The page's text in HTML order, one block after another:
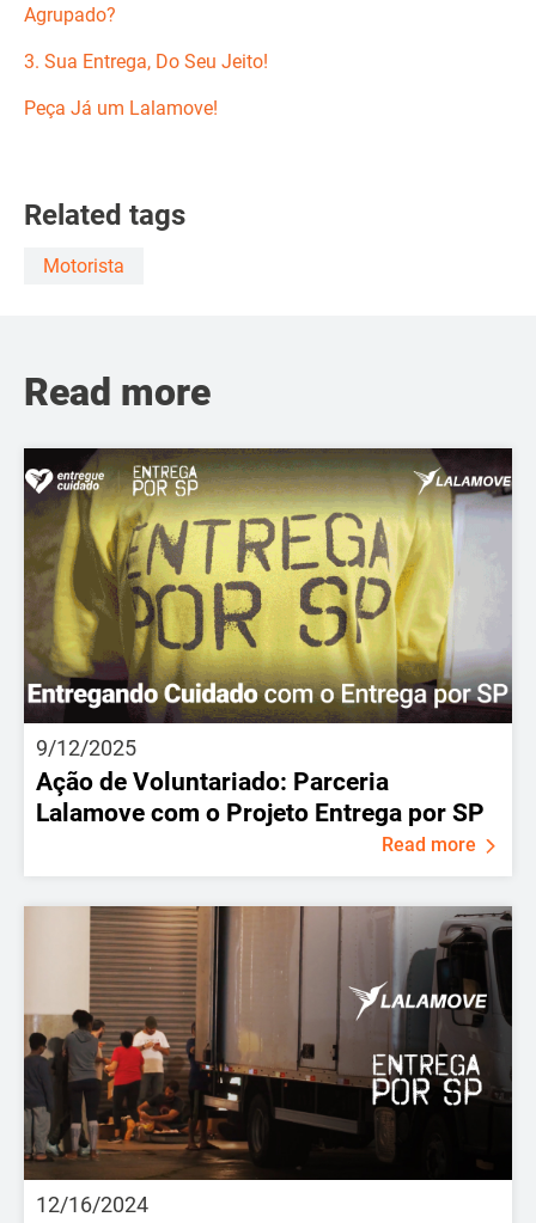
Agrupado?
3. Sua Entrega, Do Seu Jeito!
Peça Já um Lalamove!
Related tags
Motorista
Read more
9/12/2025
Ação de Voluntariado: Parceria
Lalamove com o Projeto Entrega por SP
Read more
12/16/2024